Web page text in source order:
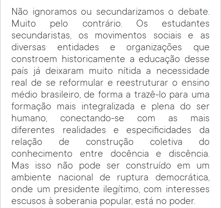
Não ignoramos ou secundarizamos o debate.
Muito pelo contrário. Os estudantes
secundaristas, os movimentos sociais e as
diversas entidades e organizações que
constroem historicamente a educação desse
país já deixaram muito nítida a necessidade
real de se reformular e reestruturar o ensino
médio brasileiro, de forma a trazê-lo para uma
formação mais integralizada e plena do ser
humano, conectando-se com as mais
diferentes realidades e especificidades da
relação de construção coletiva do
conhecimento entre docência e discência.
Mas isso não pode ser construído em um
ambiente nacional de ruptura democrática,
onde um presidente ilegítimo, com interesses
escusos à soberania popular, está no poder.